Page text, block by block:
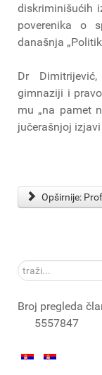
diskriminišućih
poverenika o
današnja
Dr
gimnaziji i
mu „na pamet
jučerašnjoj
Opširnije:
traži...
Broj pregleda
5557847